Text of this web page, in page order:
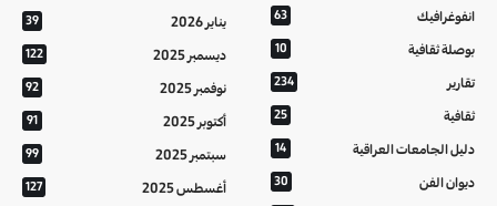
انفوغرافيك 63
بوصلة ثقافية 10
تقارير 234
ثقافية 25
دليل الجامعات العراقية 14
ديوان الفن 30
يناير 2026 39
ديسمبر 2025 122
نوفمبر 2025 92
أكتوبر 2025 91
سبتمبر 2025 99
أغسطس 2025 127